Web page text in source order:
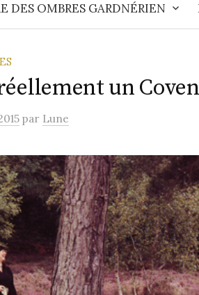
DES OMBRES GARDNÉRIEN
réellement un
par Lune